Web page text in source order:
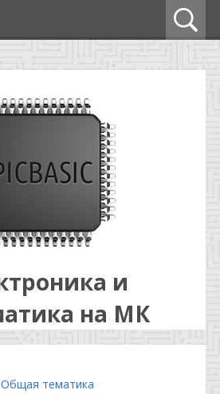
и
на МК
Общая тематика